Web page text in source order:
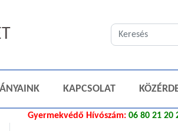
KAPCSOLAT
Gyermekvédő Hívószám: 06 80 21 20